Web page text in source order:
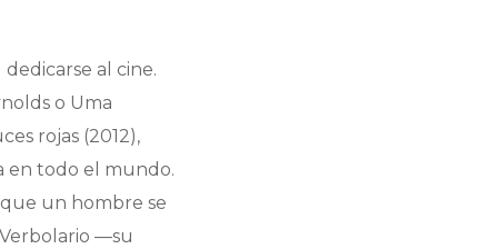
al cine.
o Uma
rojas (2012),
en todo el mundo.
un hombre se
Verbolario —su